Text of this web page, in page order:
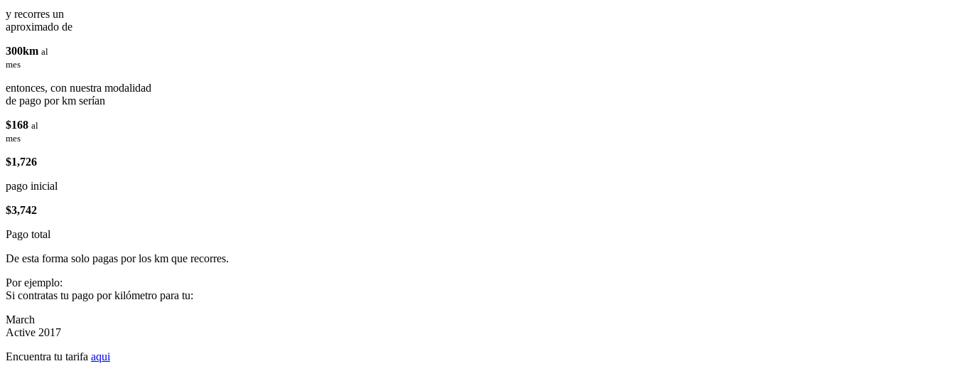
y recorres un
aproximado de
300km al
mes
entonces, con nuestra modalidad
de pago por km serían
$168 al
mes
$1,726
pago inicial
$3,742
Pago total
De esta forma solo pagas por los km que recorres.
Por ejemplo:
Si contratas tu pago por kilómetro para tu:
March
Active 2017
Encuentra tu tarifa aqui